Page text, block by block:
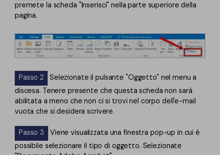
premete la scheda "Inserisci" nella parte superiore della
pagina.
Passo 2
Selezionate il pulsante "Oggetto" nel menu a
discesa. Tenere presente che questa scheda non sarà
abilitata a meno che non ci si trovi nel corpo dell'e-mail
vuota che si desidera scrivere.
Passo 3
Viene visualizzata una finestra pop-up in cui è
possibile selezionare il tipo di oggetto. Selezionate